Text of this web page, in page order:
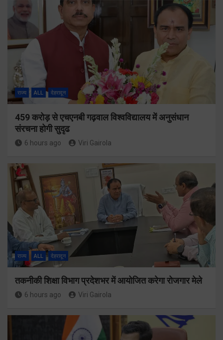
राज्य ALL देहरादून
459 करोड़ से एचएनबी गढ़वाल विश्वविद्यालय में अनुसंधान
संरचना होगी सुदृढ
6 hours ago Viri Gairola
राज्य ALL देहरादून
तकनीकी शिक्षा विभाग प्रदेशभर में आयोजित करेगा रोजगार मेले
6 hours ago Viri Gairola